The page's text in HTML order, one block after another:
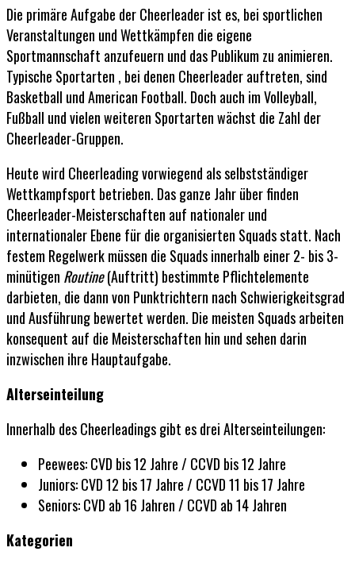
Die primäre Aufgabe der Cheerleader ist es, bei sportlichen
Veranstaltungen und Wettkämpfen die eigene
Sportmannschaft anzufeuern und das Publikum zu animieren.
Typische Sportarten , bei denen Cheerleader auftreten, sind
Basketball und American Football. Doch auch im Volleyball,
Fußball und vielen weiteren Sportarten wächst die Zahl der
Cheerleader-Gruppen.
Heute wird Cheerleading vorwiegend als selbstständiger
Wettkampfsport betrieben. Das ganze Jahr über finden
Cheerleader-Meisterschaften auf nationaler und
internationaler Ebene für die organisierten Squads statt. Nach
festem Regelwerk müssen die Squads innerhalb einer 2- bis 3-
minütigen Routine(Auftritt) bestimmte Pflichtelemente
darbieten, die dann von Punktrichtern nach Schwierigkeitsgrad
und Ausführung bewertet werden. Die meisten Squads arbeiten
konsequent auf die Meisterschaften hin und sehen darin
inzwischen ihre Hauptaufgabe.
Alterseinteilung
Innerhalb des Cheerleadings gibt es drei Alterseinteilungen:
Peewees: CVD bis 12 Jahre / CCVD bis 12 Jahre
Juniors: CVD 12 bis 17 Jahre / CCVD 11 bis 17 Jahre
Seniors: CVD ab 16 Jahren / CCVD ab 14 Jahren
Kategorien